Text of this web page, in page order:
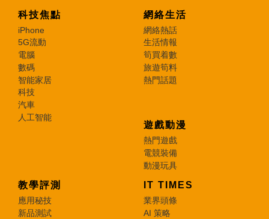
科技焦點
iPhone
5G流動
電腦
數碼
智能家居
科技
汽車
人工智能
網絡生活
網絡熱話
生活情報
筍買着數
旅遊筍料
熱門話題
遊戲動漫
熱門遊戲
電競裝備
動漫玩具
教學評測
應用秘技
新品測試
IT TIMES
業界頭條
AI 策略